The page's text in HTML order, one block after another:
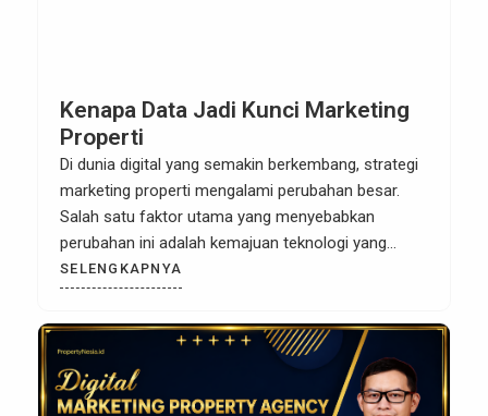
Kenapa Data Jadi Kunci Marketing
Properti
Di dunia digital yang semakin berkembang, strategi
marketing properti mengalami perubahan besar.
Salah satu faktor utama yang menyebabkan
perubahan ini adalah kemajuan teknologi yang
memungkinkan pengumpulan dan analisis data
secara real-time. Sebagai pengusaha atau agen
properti, memanfaatkan data dengan bijak kini
menjadi kunci untuk meraih kesuksesan dalam
pemasaran properti. Data bukan hanya sekadar
angka atau […]
SELENGKAPNYA